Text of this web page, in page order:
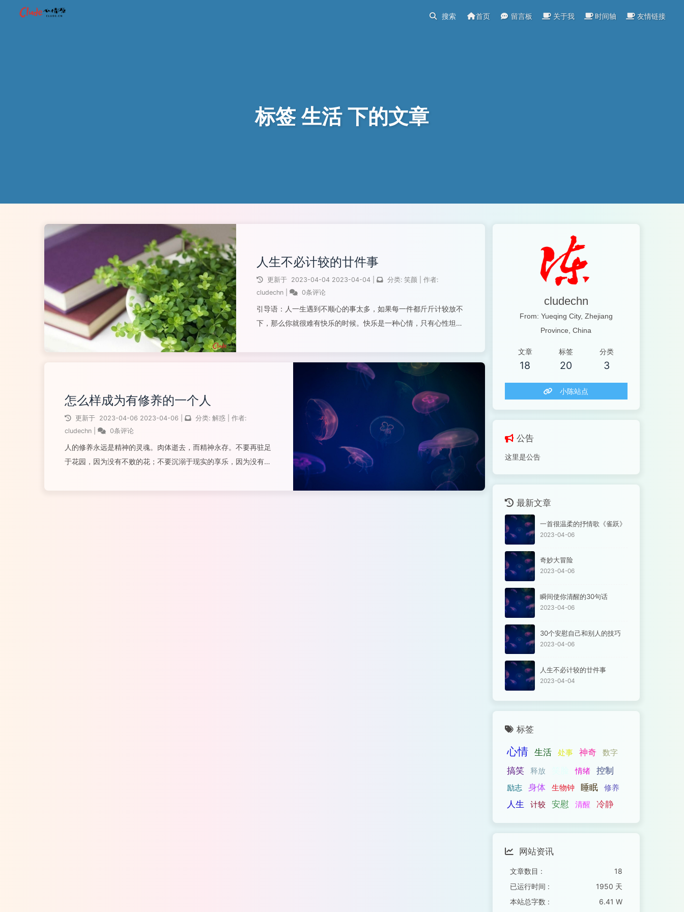
标签 生活 下的文章
首页 留言板 关于我 时间轴 友情链接
人生不必计较的廿件事
更新于 2023-04-04 2023-04-04 分类: 笑颜
作者:
cludechn
0条评论
引导语：人一生遇到不顺心的事太多，如果每一件都斤斤计较放不
下，那么你就很难有快乐的时候。快乐是一种心情，只有心性坦
与虚名更为真实的快乐人生...
怎么样成为有修养的一个人
更新于 2023-04-06 2023-04-06 分类: 解惑
作者:
cludechn
0条评论
人的修养永远是精神的灵魂。肉体逝去，而精神永存。不要再驻足
于花园，因为没有不败的花；不要沉溺于现实的享乐，因为没有用
cludechn
From: Yueqing City, Zhejiang
Province, China
文章
18
标签
20
分类
3
小陈站点
公告
这里是公告
最新文章
一首很温柔的抒情歌《雀跃》
2023-04-06
奇妙大冒险
2023-04-06
瞬间使你清醒的30句话
2023-04-06
30个安慰自己和别人的技巧
2023-04-06
人生不必计较的廿件事
2023-04-04
标签
心情 生活 处事 神奇 数字
搞笑 释放 情绪 控制
励志 身体 生物钟 睡眠 修养
人生 计较 安慰 清醒 冷静
网站资讯
文章数目 :
18
已运行时间 :
1950 天
本站总字数 :
6.41 W